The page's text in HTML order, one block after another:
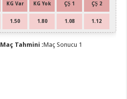
KG Var KG Yok ÇŞ 1 ÇŞ 2
1.50 1.80 1.08 1.12
Maç Tahmini :Maç Sonucu 1